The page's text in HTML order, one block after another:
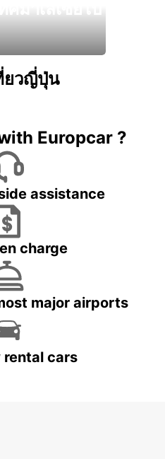
ยวญี่ปุ่น
Europcar ?
assistance
charge
major airports
rental cars